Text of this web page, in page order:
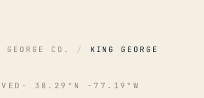
GEORGE CO. / KING GEORGE
· 38.29°N -77.19°W